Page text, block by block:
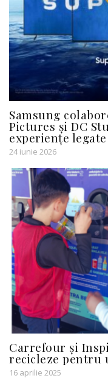
Samsung
Pictures și DC
experiențe
24 iunie 2026
Carrefour și
recicleze pentru
16 aprilie 2025